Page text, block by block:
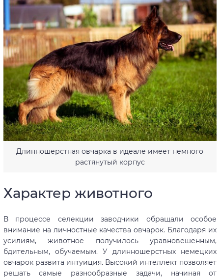
Длинношерстная овчарка в идеале имеет немного
растянутый корпус
Характер животного
В процессе селекции заводчики обращали особое
внимание на личностные качества овчарок. Благодаря их
усилиям, животное получилось уравновешенным,
бдительным, обучаемым. У длинношерстных немецких
овчарок развита интуиция. Высокий интеллект позволяет
решать самые разнообразные задачи, начиная от